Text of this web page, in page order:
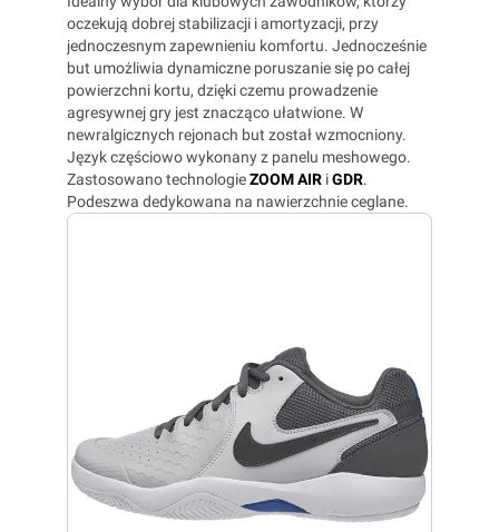
oczekują dobrej stabilizacji i amortyzacji, przy
jednoczesnym zapewnieniu komfortu. Jednocześnie
but umożliwia dynamiczne poruszanie się po całej
powierzchni kortu, dzięki czemu prowadzenie
agresywnej gry jest znacząco ułatwione. W
newralgicznych rejonach but został wzmocniony.
Język częściowo wykonany z panelu meshowego.
Zastosowano technologieZOOM AIR iGDR.
Podeszwa dedykowana na nawierzchnie ceglane.